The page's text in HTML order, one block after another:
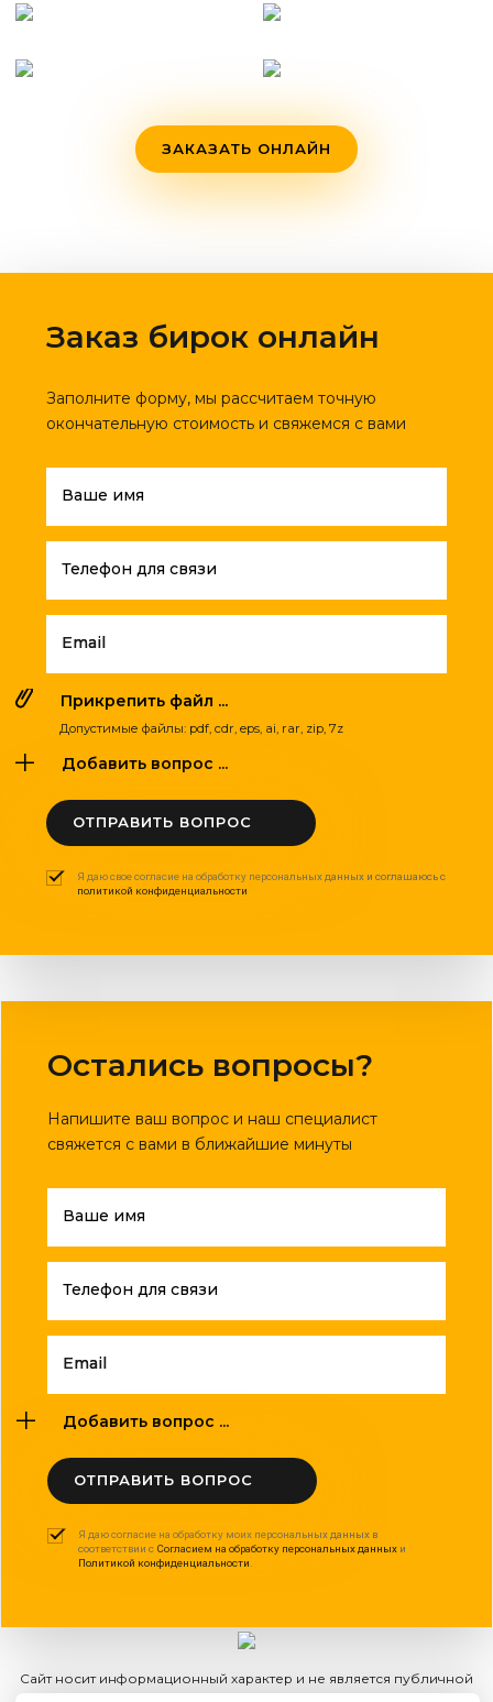
ЗАКАЗАТЬ ОНЛАЙН
Заказ бирок онлайн
Заполните форму, мы рассчитаем точную
окончательную стоимость и свяжемся с вами
Ваше имя
Телефон для связи
Email
Прикрепить файл ...
Допустимые файлы: pdf, cdr, eps, ai, rar, zip, 7z
Добавить вопрос ...
ОТПРАВИТЬ ВОПРОС
Я даю свое согласие на обработку персональных данных и соглашаюсь с
политикой конфиденциальности
Остались вопросы?
Напишите ваш вопрос и наш специалист
свяжется с вами в ближайшие минуты
Ваше имя
Телефон для связи
Email
Добавить вопрос ...
ОТПРАВИТЬ ВОПРОС
Я даю согласие на обработку моих персональных данных в
соответствии с Согласием на обработку персональных данных и
Политикой конфиденциальности
Сайт носит информационный характер и не является публичной